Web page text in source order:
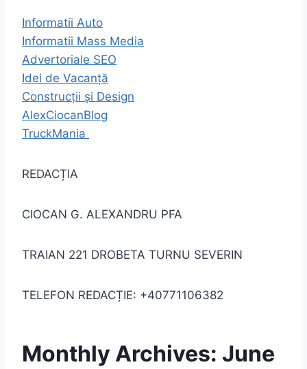
Informatii Auto
Informatii Mass Media
Advertoriale SEO
Idei de Vacanță
Construcții și Design
AlexCiocanBlog
TruckMania
REDACȚIA
CIOCAN G. ALEXANDRU PFA
TRAIAN 221 DROBETA TURNU SEVERIN
TELEFON REDACȚIE: +40771106382
Monthly Archives: June